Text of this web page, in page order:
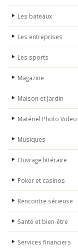
Les bateaux
Les entreprises
Les sports
Magazine
Maison et Jardin
Matériel Photo Video
Musiques
Ouvrage littéraire
Poker et casinos
Rencontre sérieuse
Santé et bien-être
Services financiers